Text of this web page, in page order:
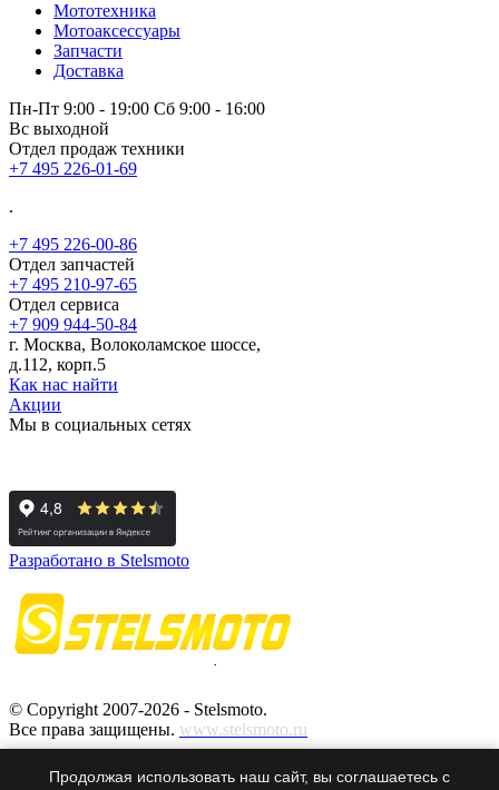
Мототехника
Мотоаксессуары
Запчасти
Доставка
Пн-Пт 9:00 - 19:00 Сб 9:00 - 16:00
Вс выходной
Отдел продаж техники
+7 495 226-01-69
.
+7 495 226-00-86
Отдел запчастей
+7 495 210-97-65
Отдел сервиса
+7 909 944-50-84
г. Москва, Волоколамское шоссе,
д.112, корп.5
Как нас найти
Акции
Мы в социальных сетях
Разработано в Stelsmoto
© Copyright 2007-2026 - Stelsmoto.
Все права защищены. www.stelsmoto.ru
Информация, размещенная на сайте, не является публичной
Продолжая использовать наш сайт, вы соглашаетесь с